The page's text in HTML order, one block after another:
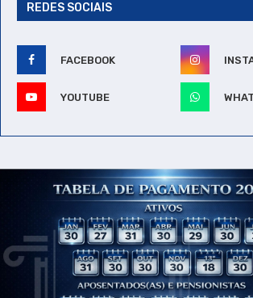
REDES SOCIAIS
FACEBOOK
YOUTUBE